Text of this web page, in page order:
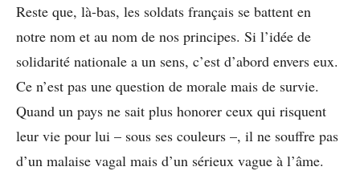
Reste que, là-bas, les soldats français se battent en
notre nom et au nom de nos principes. Si l’idée de
solidarité nationale a un sens, c’est d’abord envers eux.
Ce n’est pas une question de morale mais de survie.
Quand un pays ne sait plus honorer ceux qui risquent
leur vie pour lui – sous ses couleurs –, il ne souffre pas
d’un malaise vagal mais d’un sérieux vague à l’âme.